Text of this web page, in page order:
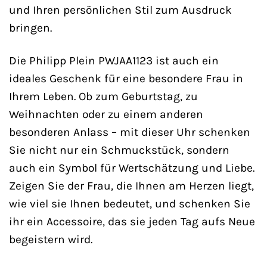
und Ihren persönlichen Stil zum Ausdruck
bringen.
Die Philipp Plein PWJAA1123 ist auch ein
ideales Geschenk für eine besondere Frau in
Ihrem Leben. Ob zum Geburtstag, zu
Weihnachten oder zu einem anderen
besonderen Anlass – mit dieser Uhr schenken
Sie nicht nur ein Schmuckstück, sondern
auch ein Symbol für Wertschätzung und Liebe.
Zeigen Sie der Frau, die Ihnen am Herzen liegt,
wie viel sie Ihnen bedeutet, und schenken Sie
ihr ein Accessoire, das sie jeden Tag aufs Neue
begeistern wird.